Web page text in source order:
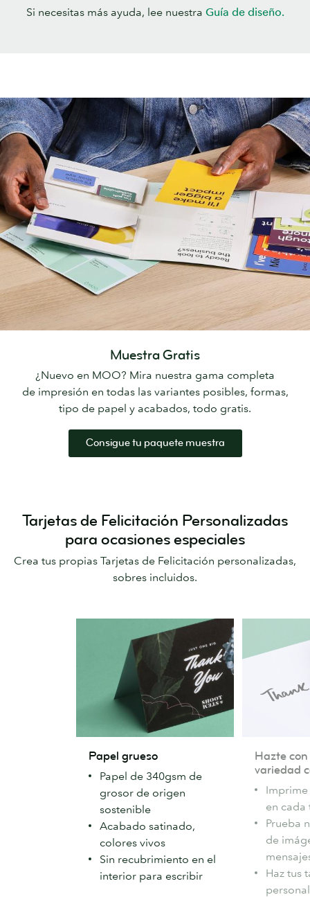
Si necesitas más ayuda, lee nuestra Guía de diseño.
Muestra Gratis
¿Nuevo en MOO? Mira nuestra gama completa
de impresión en todas las variantes posibles, formas,
tipo de papel y acabados, todo gratis.
Consigue tu paquete muestra
Tarjetas de Felicitación Personalizadas
para ocasiones especiales
Crea tus propias Tarjetas de Felicitación personalizadas,
sobres incluidos.
grueso
Papel grueso
Papel de 340gsm de
grosor de origen
sostenible
Acabado satinado,
colores vivos
Sin recubrimiento en el
interior para escribir
con
poco
variedad
Printfinity
Hazte
variedad
en cada
Prueba
de
Haz tus